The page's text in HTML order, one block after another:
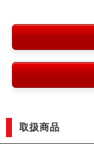
取扱商品